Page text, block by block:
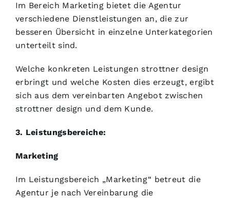
Im Bereich Marketing bietet die Agentur
verschiedene Dienstleistungen an, die zur
besseren Übersicht in einzelne Unterkategorien
unterteilt sind.
Welche konkreten Leistungen strottner design
erbringt und welche Kosten dies erzeugt, ergibt
sich aus dem vereinbarten Angebot zwischen
strottner design und dem Kunde.
3. Leistungsbereiche:
Marketing
Im Leistungsbereich „Marketing“ betreut die
Agentur je nach Vereinbarung die